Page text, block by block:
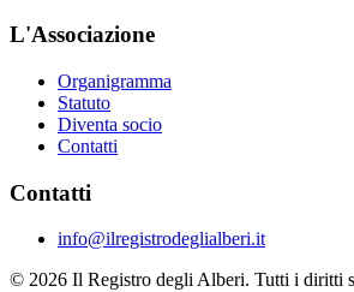
L'Associazione
Organigramma
Statuto
Diventa socio
Contatti
Contatti
info@ilregistrodeglialberi.it
© 2026 Il Registro degli Alberi. Tutti i diritti